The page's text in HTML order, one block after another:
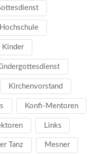
Hochschule
Kinder
Kirchenvorstand
Konfi-Mentoren
Links
Tanz Mesner